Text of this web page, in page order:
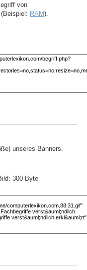
von
RAM).
unseres Banners.
300 Byte